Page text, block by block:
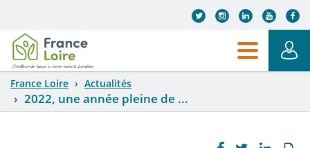
France Loire Actualités
2022, une année pleine de ...